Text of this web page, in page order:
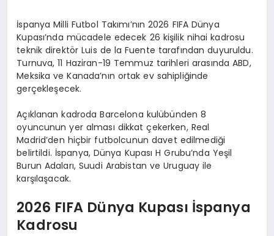
İspanya Milli Futbol Takımı’nın 2026 FIFA Dünya
Kupası’nda mücadele edecek 26 kişilik nihai kadrosu
teknik direktör Luis de la Fuente tarafından duyuruldu.
Turnuva, 11 Haziran-19 Temmuz tarihleri arasında ABD,
Meksika ve Kanada’nın ortak ev sahipliğinde
gerçekleşecek.
Açıklanan kadroda Barcelona kulübünden 8
oyuncunun yer alması dikkat çekerken, Real
Madrid’den hiçbir futbolcunun davet edilmediği
belirtildi. İspanya, Dünya Kupası H Grubu’nda Yeşil
Burun Adaları, Suudi Arabistan ve Uruguay ile
karşılaşacak.
2026 FIFA Dünya Kupası İspanya
Kadrosu